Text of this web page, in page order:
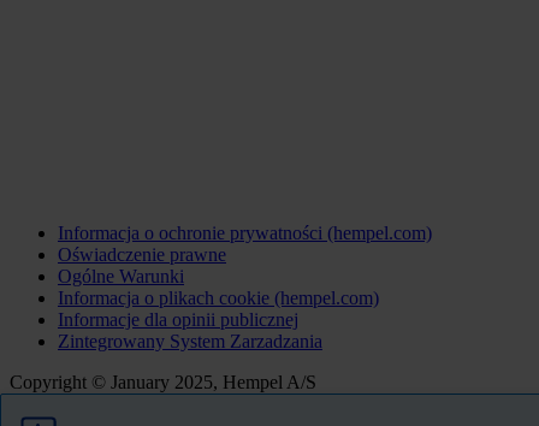
Informacja o ochronie prywatności (hempel.com)
Oświadczenie prawne
Ogólne Warunki
Informacja o plikach cookie (hempel.com)
Informacje dla opinii publicznej
Zintegrowany System Zarzadzania
Copyright © January 2025, Hempel A/S